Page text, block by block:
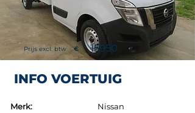
Prijs excl. btw € 15950
INFO VOERTUIG
Merk:
Nissan